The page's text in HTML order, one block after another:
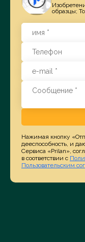
образцы;
Нажимая кнопку
дееспособность, и
Сервиса «Prilan»,
в соответствии с
Пользовательским